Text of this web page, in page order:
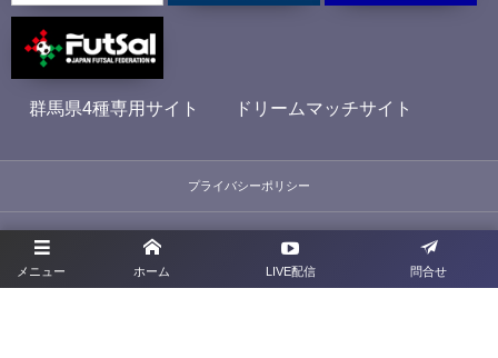
メニュー ホーム LIVE配信 問合せ
群馬県4種専用サイト ドリームマッチサイト
プライバシーポリシー
お問合せ